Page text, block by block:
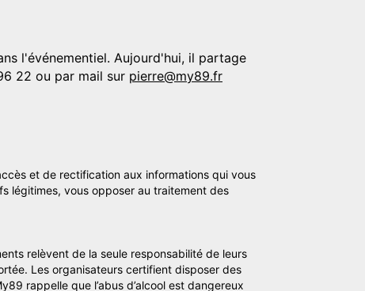
l'événementiel. Aujourd'hui, il partage
22 ou par mail sur pierre@my89.fr
et de rectification aux informations qui vous
légitimes, vous opposer au traitement des
relèvent de la seule responsabilité de leurs
Les organisateurs certifient disposer des
rappelle que l’abus d’alcool est dangereux